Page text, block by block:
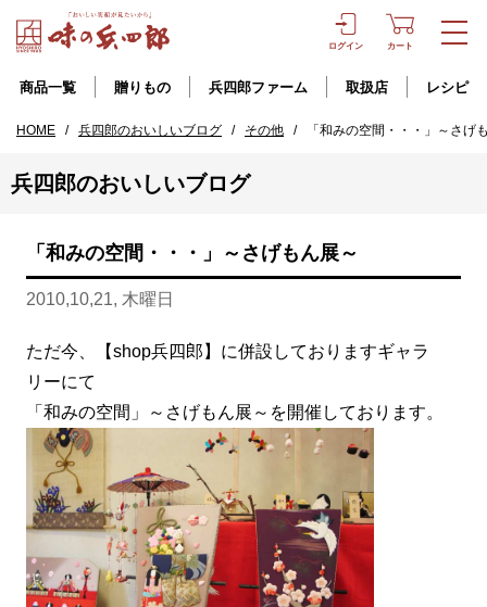
ログイン カート
商品一覧 贈りもの 兵四郎ファーム 取扱店 レシピ
HOME / 兵四郎のおいしいブログ / その他 / 「和みの空間・・・」～さげ
兵四郎のおいしいブログ
「和みの空間・・・」～さげもん展～
2010,10,21, 木曜日
ただ今、【shop兵四郎】に併設しておりますギャラ
リーにて
「和みの空間」～さげもん展～を開催しております。